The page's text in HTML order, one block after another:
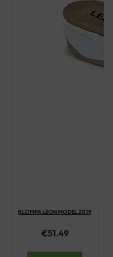
KLOMPA LEON MODEL 2019
€51.49